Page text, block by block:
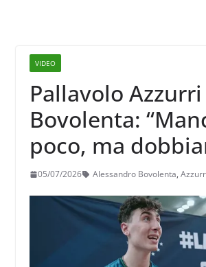
VIDEO
Pallavolo Azzurri
Bovolenta:
poco, ma
lavorare passo
passo”
05/07/2026 Alessandro Bovolenta,